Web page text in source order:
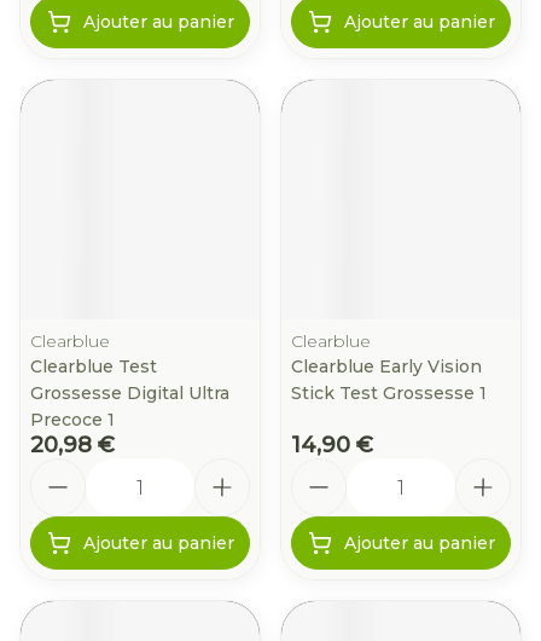
Ajouter au panier Ajouter au panier
Clearblue
Clearblue Test
Grossesse Digital Ultra
Precoce 1
20,98 €
Ajouter au panier
Clearblue
Clearblue Early Vision
Stick Test Grossesse 1
14,90 €
Ajouter au panier